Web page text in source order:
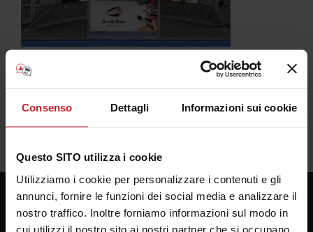
Consenso Dettagli Informazioni sui cookie
Questo SITO utilizza i cookie
Utilizziamo i cookie per personalizzare i contenuti e gli
annunci, fornire le funzioni dei social media e analizzare il
nostro traffico. Inoltre forniamo informazioni sul modo in
cui utilizzi il nostro sito ai nostri partner che si occupano
Consulenza Plotter